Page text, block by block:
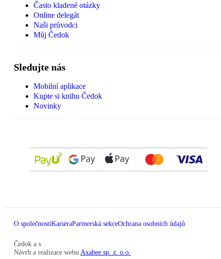
Často kladené otázky
Online delegát
Naši průvodci
Můj Čedok
Sledujte nás
Mobilní aplikace
Kupte si knihu Čedok
Novinky
O společnostiKariéraPartnerská sekceOchrana osobních údajů
Čedok a.s
Návrh a realizace webu Axabee sp. z. o.o.